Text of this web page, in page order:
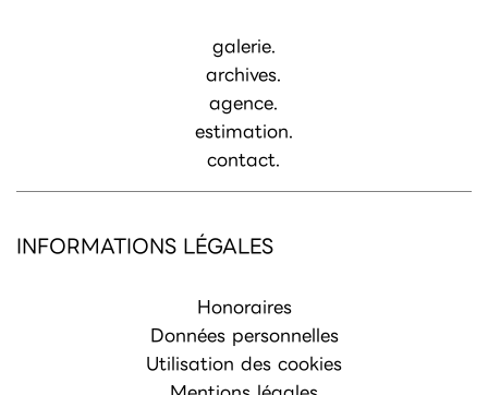
galerie.
archives.
agence.
estimation.
contact.
INFORMATIONS LÉGALES
Honoraires
Données personnelles
Utilisation des cookies